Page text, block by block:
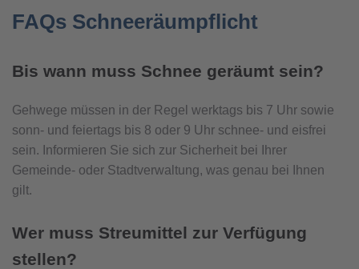
FAQs Schneeräumpflicht
Bis wann muss Schnee geräumt sein?
Gehwege müssen in der Regel werktags bis 7 Uhr sowie
sonn- und feiertags bis 8 oder 9 Uhr schnee- und eisfrei
sein. Informieren Sie sich zur Sicherheit bei Ihrer
Gemeinde- oder Stadtverwaltung, was genau bei Ihnen
gilt.
Wer muss Streumittel zur Verfügung
stellen?